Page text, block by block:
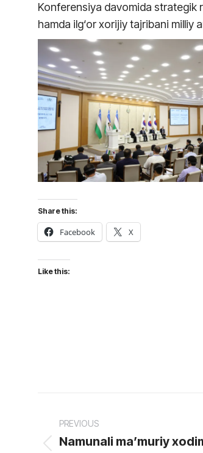
Konferensiya davomida strategik
hamda ilg‘or xorijiy tajribani milliy
Share this:
Facebook X
Like this:
navigation
PREVIOUS
Namunali ma’muriy